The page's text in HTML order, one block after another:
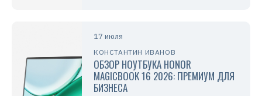
17 июля
КОНСТАНТИН ИВАНОВ
ОБЗОР НОУТБУКА HONOR
MAGICBOOK 16 2026: ПРЕМИУМ ДЛЯ
БИЗНЕСА